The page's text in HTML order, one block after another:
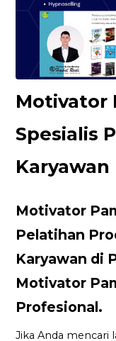
Motivator
Spesialis
Karyawan
Motivator
Pelatihan
Karyawan di
Motivator
Profesional.
Jika Anda mencari